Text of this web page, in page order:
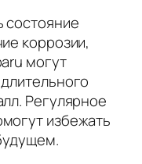
состояние
коррозии,
могут
Регулярное
избежать